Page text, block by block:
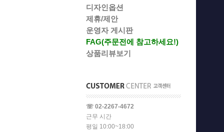
디자인옵션
제휴/제안
운영자 게시판
FAG(주문전에 참고하세요!)
상품리뷰보기
☏ 02-2267-4672
근무 시간
평일 10:00~18:00